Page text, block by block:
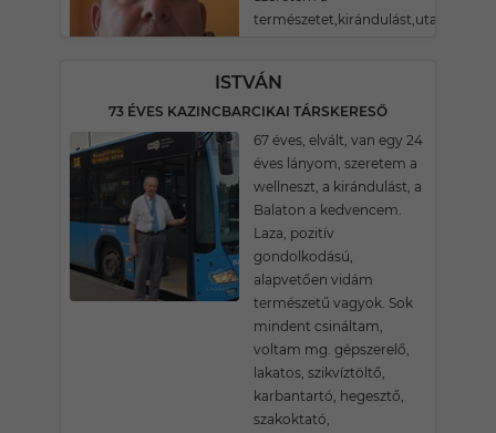
természetet,kirándulást,utazást.
ISTVÁN
73 ÉVES KAZINCBARCIKAI TÁRSKERESŐ
67 éves, elvált, van egy 24
éves lányom, szeretem a
wellneszt, a kirándulást, a
Balaton a kedvencem.
Laza, pozitív
gondolkodású,
alapvetően vidám
természetű vagyok. Sok
mindent csináltam,
voltam mg. gépszerelő,
lakatos, szikvíztöltő,
karbantartó, hegesztő,
szakoktató,